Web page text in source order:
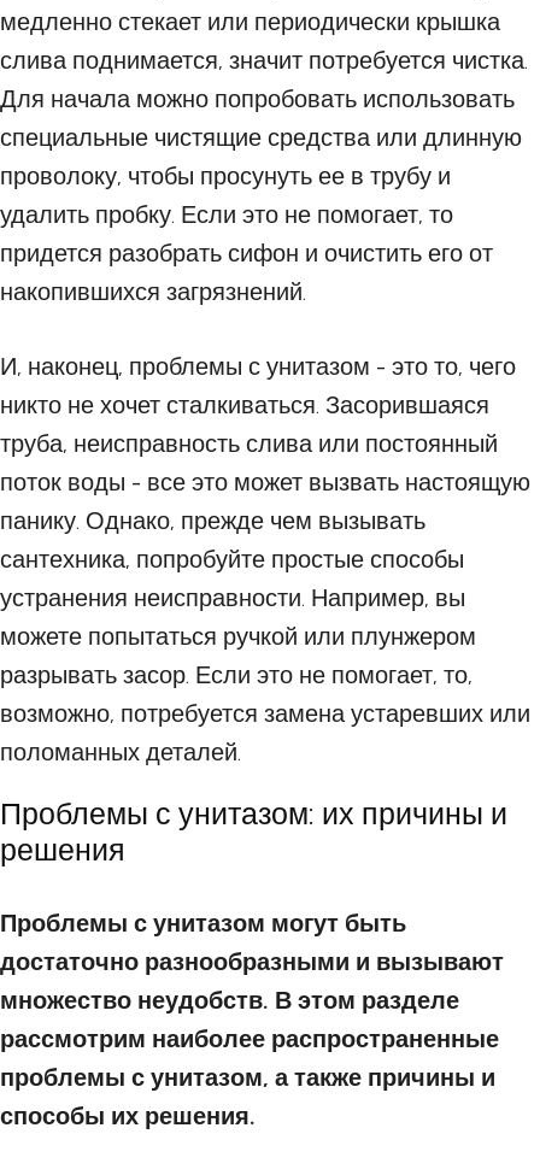
медленно стекает или периодически крышка
слива поднимается, значит потребуется чистка.
Для начала можно попробовать использовать
специальные чистящие средства или длинную
проволоку, чтобы просунуть ее в трубу и
удалить пробку. Если это не помогает, то
придется разобрать сифон и очистить его от
накопившихся загрязнений.
И, наконец, проблемы с унитазом - это то, чего
никто не хочет сталкиваться. Засорившаяся
труба, неисправность слива или постоянный
поток воды - все это может вызвать настоящую
панику. Однако, прежде чем вызывать
сантехника, попробуйте простые способы
устранения неисправности. Например, вы
можете попытаться ручкой или плунжером
разрывать засор. Если это не помогает, то,
возможно, потребуется замена устаревших или
поломанных деталей.
Проблемы с унитазом: их причины и
решения
Проблемы с унитазом могут быть
достаточно разнообразными и вызывают
множество неудобств. В этом разделе
рассмотрим наиболее распространенные
проблемы с унитазом, а также причины и
способы их решения.